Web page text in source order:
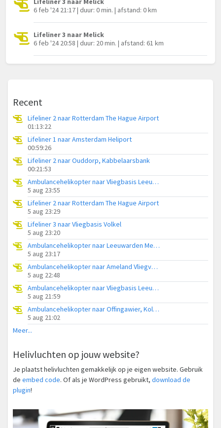
6 feb '24 21:17 | duur: 0 min. | afstand: 0 km
Lifeliner 3 naar Melick
6 feb '24 20:58 | duur: 20 min. | afstand: 61 km
Recent
Lifeliner 2 naar Rotterdam The Hague Airport
01:13:22
Lifeliner 1 naar Amsterdam Heliport
00:59:26
Lifeliner 2 naar Ouddorp, Kabbelaarsbank
00:21:53
Ambulancehelikopter naar Vliegbasis Leeuwarden
5 aug 23:55
Lifeliner 2 naar Rotterdam The Hague Airport
5 aug 23:29
Lifeliner 3 naar Vliegbasis Volkel
5 aug 23:20
Ambulancehelikopter naar Leeuwarden Medical Center Heliport
5 aug 23:17
Ambulancehelikopter naar Ameland Vliegveld Ballum
5 aug 22:48
Ambulancehelikopter naar Vliegbasis Leeuwarden
5 aug 21:59
Ambulancehelikopter naar Offingawier, Kolmarslân
5 aug 21:02
Meer...
Helivluchten op jouw website?
Je plaatst helivluchten gemakkelijk op je eigen website. Gebruik
de embed code. Of als je WordPress gebruikt, download de
plugin!